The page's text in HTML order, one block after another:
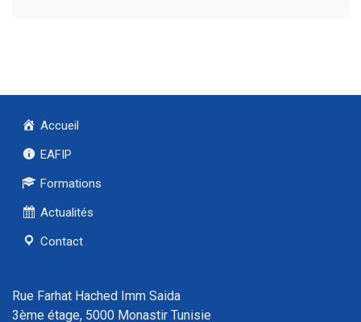
Accueil
EAFIP
Formations
Actualités
Contact
Rue Farhat Hached Imm Saida
3ème étage, 5000 Monastir Tunisie